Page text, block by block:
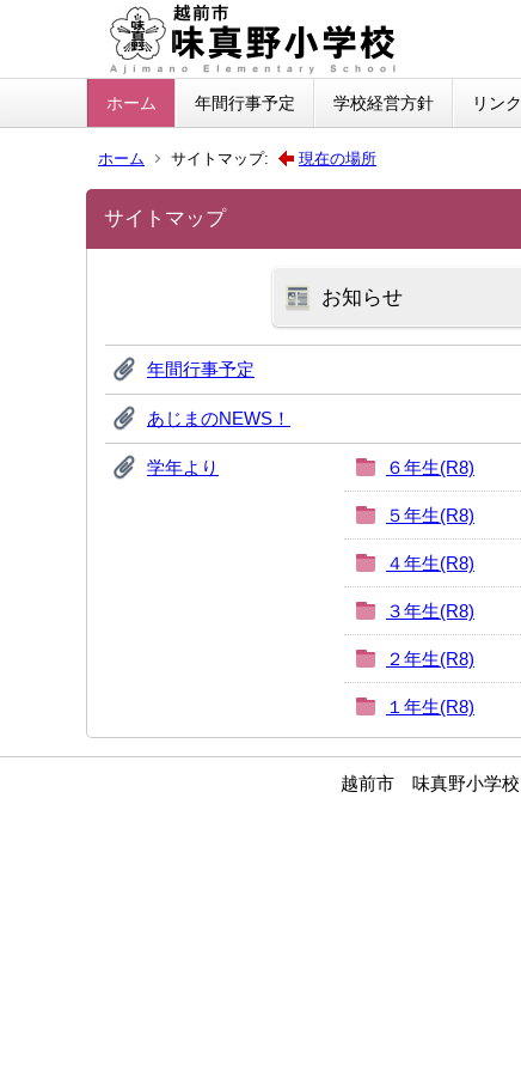
ホーム 年間行事予定 学校経営方針 リンク
ホーム サイトマップ: 現在の場所
サイトマップ
お知らせ
年間行事予定
あじまのNEWS！
学年より ６年生(R8)
５年生(R8)
４年生(R8)
３年生(R8)
２年生(R8)
１年生(R8)
越前市 味真野小学校